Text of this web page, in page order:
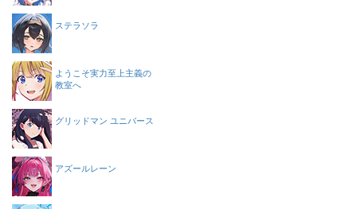
ステラソラ
ようこそ実力至上主義の
教室へ
グリッドマン ユニバース
アズールレーン